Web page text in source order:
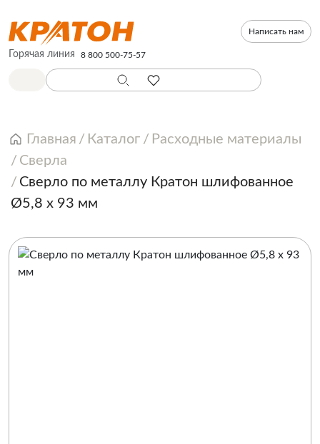
Написать нам
Горячая линия 8 800 500-75-57
Главная Каталог
Расходные материалы
Сверла
Сверло по металлу Кратон шлифованное
Ø5,8 х 93 мм